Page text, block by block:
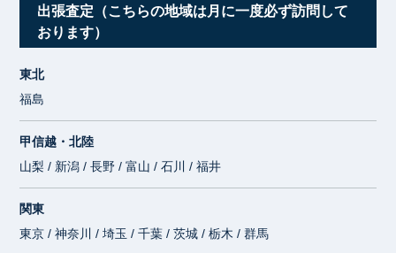
出張査定（こちらの地域は月に一度必ず訪問して
おります）
東北
福島
甲信越・北陸
山梨 / 新潟 / 長野 / 富山 / 石川 / 福井
関東
東京 / 神奈川 / 埼玉 / 千葉 / 茨城 / 栃木 / 群馬